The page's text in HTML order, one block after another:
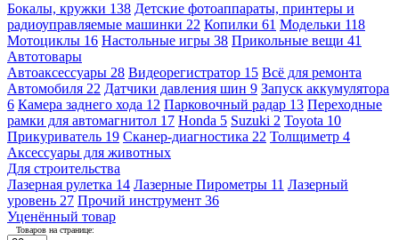
Бокалы, кружки 138 Детские фотоаппараты, принтеры и
радиоуправляемые машинки 22 Копилки 61 Модельки 118
Мотоциклы 16 Настольные игры 38 Прикольные вещи 41
Автотовары
Автоаксессуары 28 Видеорегистратор 15 Всё для ремонта
Автомобиля 22 Датчики давления шин 9 Запуск аккумулятора
6 Камера заднего хода 12 Парковочный радар 13 Переходные
рамки для автомагнитол 17 Honda 5 Suzuki 2 Toyota 10
Прикуриватель 19 Сканер-диагностика 22 Толщиметр 4
Аксессуары для животных
Для строительства
Лазерная рулетка 14 Лазерные Пирометры 11 Лазерный
уровень 27 Прочий инструмент 36
Уценённый товар
Товаров на странице: